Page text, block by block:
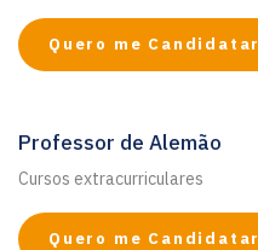
Quero me Candidatar
Professor de Alemão
Cursos extracurriculares
Quero me Candidatar